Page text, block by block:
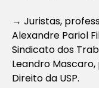
→ Juristas,
Alexandre Pariol
Sindicato dos
Leandro
Direito da USP.